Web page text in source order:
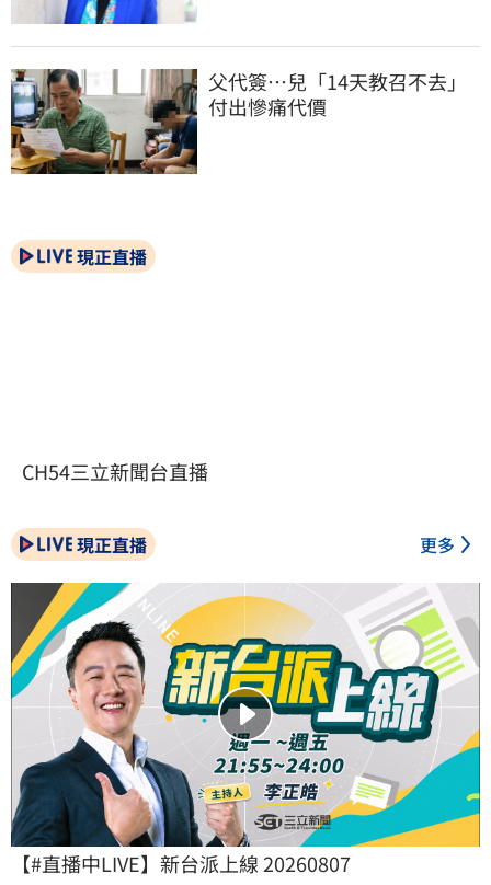
父代簽…兒「14天教召不去」
付出慘痛代價
現正直播
CH54三立新聞台直播
現正直播 更多
【#直播中LIVE】新台派上線 20260807